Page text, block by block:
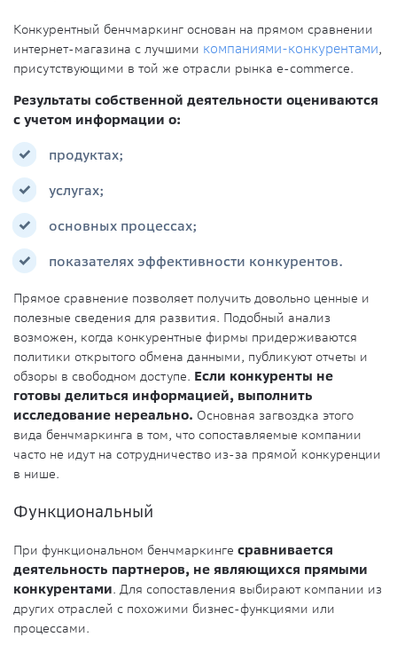
Конкурентный бенчмаркинг основан на прямом сравнении
интернет-магазина с лучшими компаниями-конкурентами,
присутствующими в той же отрасли рынка e-commerce.
Результаты собственной деятельности оцениваются
с учетом информации о:
продуктах;
услугах;
основных процессах;
показателях эффективности конкурентов.
Прямое сравнение позволяет получить довольно ценные и
полезные сведения для развития. Подобный анализ
возможен, когда конкурентные фирмы придерживаются
политики открытого обмена данными, публикуют отчеты и
обзоры в свободном доступе. Если конкуренты не
готовы делиться информацией, выполнить
исследование нереально. Основная загвоздка этого
вида бенчмаркинга в том, что сопоставляемые компании
часто не идут на сотрудничество из-за прямой конкуренции
в нише.
Функциональный
При функциональном бенчмаркинге сравнивается
деятельность партнеров, не являющихся прямыми
конкурентами. Для сопоставления выбирают компании из
других отраслей с похожими бизнес-функциями или
процессами.